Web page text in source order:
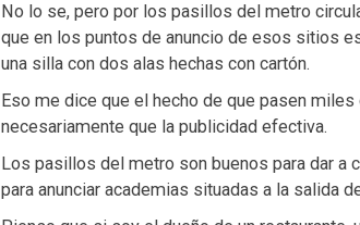
No lo se, pero por los pasillos del metro
que en los puntos de anuncio de esos sitios
una silla con dos alas hechas con cartón.
Eso me dice que el hecho de que pasen
necesariamente que la publicidad efectiva.
Los pasillos del metro son buenos para dar a
para anunciar academias situadas a la salida